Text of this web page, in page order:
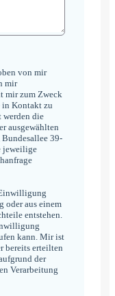
von mir
mir
mir zum Zweck
in Kontakt zu
werden die
ausgewählten
39-
jeweilige
oder aus einem
entstehen.
kann. Mir ist
bereits erteilten
der
Verarbeitung